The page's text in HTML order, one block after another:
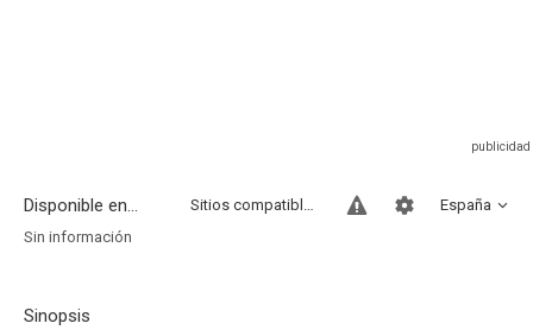
Disponible en... España
Sitios compatibles
Sin información
Sinopsis